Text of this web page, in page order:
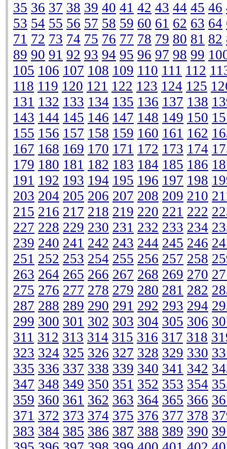
35 36 37 38 39 40 41 42 43 44 45 46
53 54 55 56 57 58 59 60 61 62 63 64
71 72 73 74 75 76 77 78 79 80 81 82
89 90 91 92 93 94 95 96 97 98 99
105 106 107 108 109 110 111 112
118 119 120 121 122 123 124 125
131 132 133 134 135 136 137 138
143 144 145 146 147 148 149 150
155 156 157 158 159 160 161 162
167 168 169 170 171 172 173 174
179 180 181 182 183 184 185 186
191 192 193 194 195 196 197 198
203 204 205 206 207 208 209 210
215 216 217 218 219 220 221 222
227 228 229 230 231 232 233 234
239 240 241 242 243 244 245 246
251 252 253 254 255 256 257 258
263 264 265 266 267 268 269 270
275 276 277 278 279 280 281 282
287 288 289 290 291 292 293 294
299 300 301 302 303 304 305 306
311 312 313 314 315 316 317 318
323 324 325 326 327 328 329 330
335 336 337 338 339 340 341 342
347 348 349 350 351 352 353 354
359 360 361 362 363 364 365 366
371 372 373 374 375 376 377 378
383 384 385 386 387 388 389 390